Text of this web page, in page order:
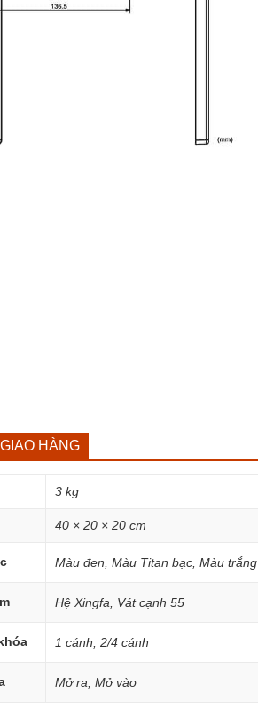
HÀNG
3 kg
40 × 20 × 20 cm
Màu đen, Màu Titan bạc, Màu trắng
Hệ Xingfa, Vát cạnh 55
1 cánh, 2/4 cánh
Mở ra, Mở vào